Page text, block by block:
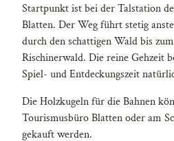
Startpunkt ist bei der Talstation
Blatten. Der Weg führt stetig
durch den schattigen Wald bis
Rischinerwald. Die reine Gehzeit
Spiel- und Entdeckungszeit
Die Holzkugeln für die Bahnen
Tourismusbüro Blatten oder am
gekauft werden.